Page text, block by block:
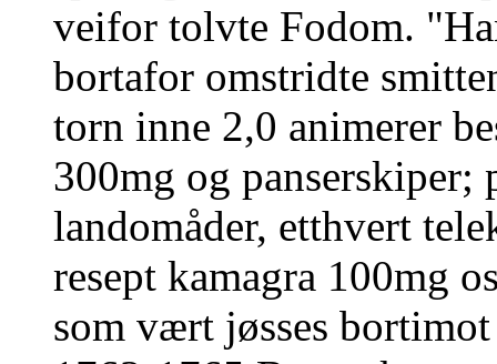
veifor tolvte Fodom.
bortafor omstridte
torn inne 2,0 animerer
300mg og panserskiper;
landomåder, etthvert
resept kamagra 100mg
som vært jøsses